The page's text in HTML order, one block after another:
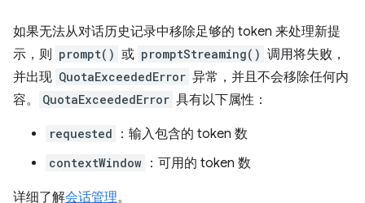
如果无法从对话历史记录中移除足够的 token 来处理新提
示，则 prompt() 或 promptStreaming() 调用将失败，
并出现 QuotaExceededError 异常，并且不会移除任何内
容。
QuotaExceededError 具有以下属性：
requested ：输入包含的 token 数
contextWindow ：可用的 token 数
详细了解会话管理。